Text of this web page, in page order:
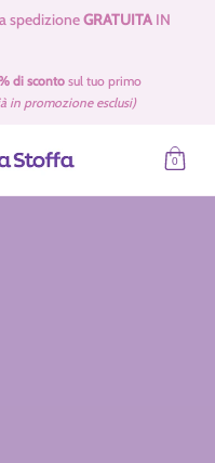
spedizioneGRATUITA IN
Filati 🧶
di scontosul tuo primo
in promozione esclusi)
0